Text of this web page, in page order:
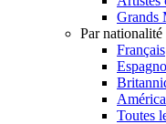
Grands
Par nationalité
Français
Toutes